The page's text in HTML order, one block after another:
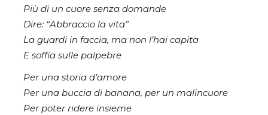
Più di un cuore senza domande
Dire: “Abbraccio la vita”
La guardi in faccia, ma non l’hai capita
E soffia sulle palpebre
Per una storia d’amore
Per una buccia di banana, per un malincuore
Per poter ridere insieme